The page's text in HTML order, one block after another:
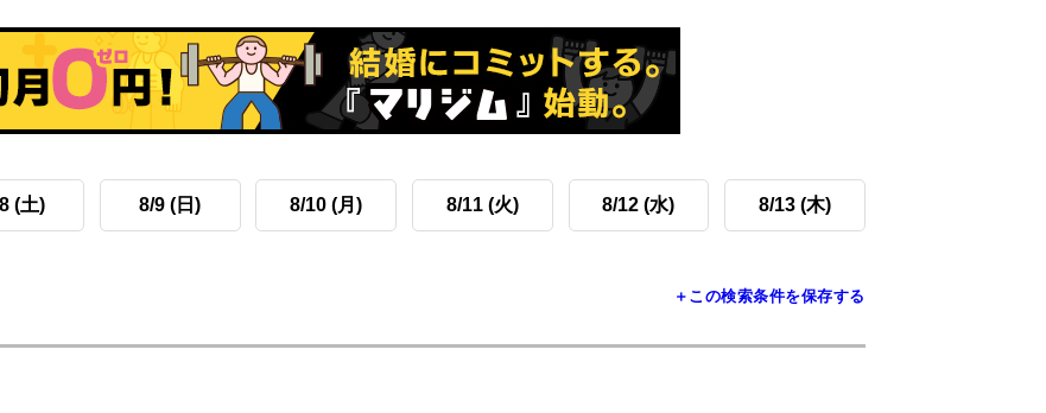
(土) 8/9 (日) 8/10 (月) 8/11 (火) 8/12 (水) 8/13 (木)
＋この検索条件を保存する